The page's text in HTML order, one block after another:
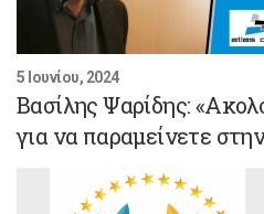
5 Ιουνίου, 2024
Βασίλης Ψαρίδης:
για να παραμείνετε